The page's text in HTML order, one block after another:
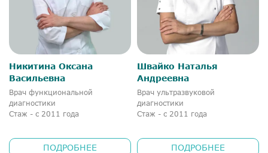
Никитина Оксана
Васильевна
Врач функциональной
диагностики
Стаж - с 2011 года
ПОДРОБНЕЕ
Швайко Наталья
Андреевна
Врач ультразвуковой
диагностики
Стаж - с 2011 года
ПОДРОБНЕЕ